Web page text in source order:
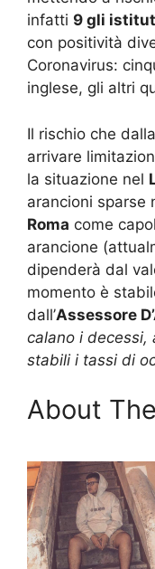
infatti 9 gli
con positività
Coronavirus:
inglese, gli altri
Il rischio che
arrivare
la situazione nel
arancioni sparse
Roma come
arancione
dipenderà dal
momento è
dall’Assessore
calano i decessi,
stabili i tassi di
About